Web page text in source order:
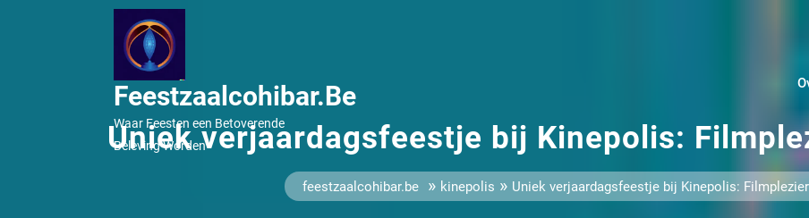
Feestzaalcohibar.be
Waar Feesten een Betoverende
Beleving Worden
Uniek verjaardagsfeestje bij Kinepolis:
feestzaalcohibar.be» kinepolis » Uniek verjaardagsfeestje bij Kinepolis: